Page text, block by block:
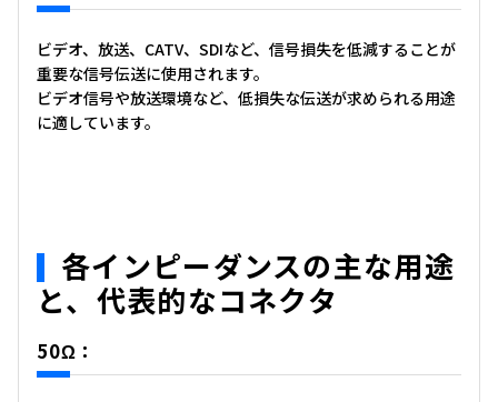
ビデオ、放送、CATV、SDIなど、信号損失を低減することが
重要な信号伝送に使用されます。
ビデオ信号や放送環境など、低損失な伝送が求められる用途
に適しています。
各インピーダンスの主な用途
と、代表的なコネクタ
50Ω：